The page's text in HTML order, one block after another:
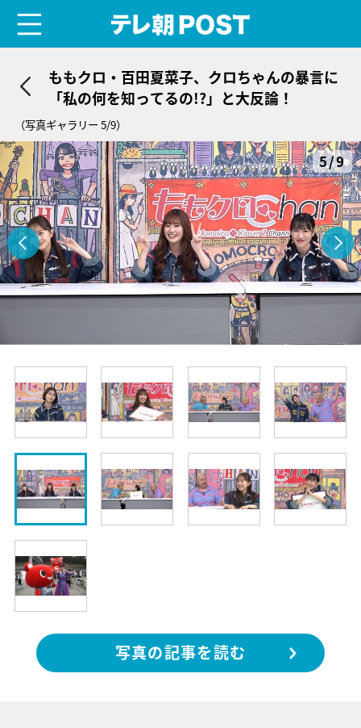
ももクロ・百田夏菜子、クロちゃんの暴言に
「私の何を知ってるの!?」と大反論！
（写真ギャラリー 5/9）
5/9
写真の記事を読む